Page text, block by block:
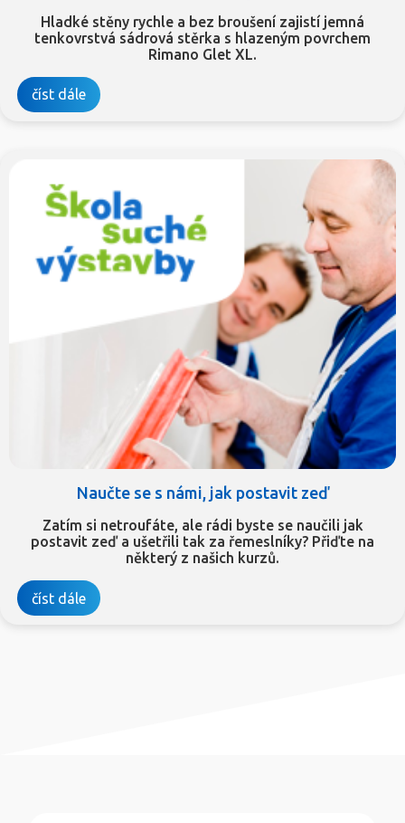
Hladké stěny rychle a bez broušení zajistí jemná
tenkovrstvá sádrová stěrka s hlazeným povrchem
Rimano Glet XL.
číst dále
Naučte se s námi, jak postavit zeď
Zatím si netroufáte, ale rádi byste se naučili jak
postavit zeď a ušetřili tak za řemeslníky? Přiďte na
některý z našich kurzů.
číst dále